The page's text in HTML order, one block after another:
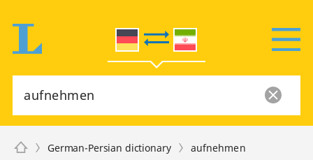
German-Persian dictionary aufnehmen